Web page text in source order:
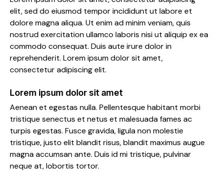
elit, sed do eiusmod tempor incididunt ut labore et
dolore magna aliqua. Ut enim ad minim veniam, quis
nostrud exercitation ullamco laboris nisi ut aliquip ex ea
commodo consequat. Duis aute irure dolor in
reprehenderit. Lorem ipsum dolor sit amet,
consectetur adipiscing elit.
Lorem ipsum dolor sit amet
Aenean et egestas nulla. Pellentesque habitant morbi
tristique senectus et netus et malesuada fames ac
turpis egestas. Fusce gravida, ligula non molestie
tristique, justo elit blandit risus, blandit maximus augue
magna accumsan ante. Duis id mi tristique, pulvinar
neque at, lobortis tortor.